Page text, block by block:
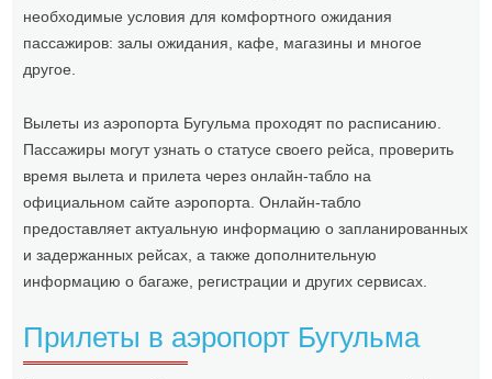
необходимые условия для комфортного ожидания
пассажиров: залы ожидания, кафе, магазины и многое
другое.
Вылеты из аэропорта Бугульма проходят по расписанию.
Пассажиры могут узнать о статусе своего рейса, проверить
время вылета и прилета через онлайн-табло на
официальном сайте аэропорта. Онлайн-табло
предоставляет актуальную информацию о запланированных
и задержанных рейсах, а также дополнительную
информацию о багаже, регистрации и других сервисах.
Прилеты в аэропорт Бугульма